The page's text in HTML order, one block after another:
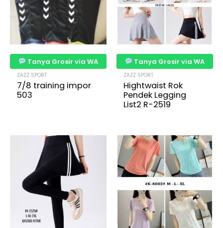
Tanya Grosir via WA
ZAZZ SPORT
7/8 training impor
503
Tanya Grosir via WA
ZAZZ SPORT
Hightwaist Rok
Pendek Legging
List2 R-2519